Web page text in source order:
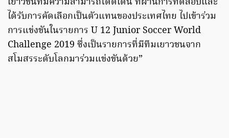
ได้รับการคัดเลือกเป็นตัวแทนของประเทศไทย ไปเข้าร่วม
การแข่งขันในรายการ U 12 Junior Soccer World
Challenge 2019 ซึ่งเป็นรายการที่มีทีมเยาวชนจาก
สโมสรระดับโลกมาร่วมแข่งขันด้วย”